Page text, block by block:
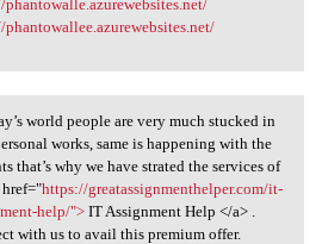
world people are
world people are very much stucked in
works, same is happening with the
that’s why we have strated the services of
https://greatassignmenthelper.com/it-
help/">IT Assignment Help </a> .
with us to avail this premium offer.